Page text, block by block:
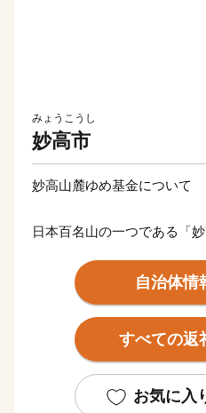
みょうこうし
妙高市
妙高山麓ゆめ基金について
日本百名山の一つである「
豊かなまちです。
平成27年3月に誕生した「妙
火山性の山々と非火山性の
に点在する高原や湖沼が一
これら豊かな大自然に手軽
自治体情
すべての返
お気に入